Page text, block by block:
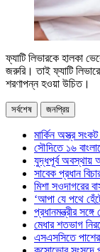
ফ্যাটি লিভারকে হালকা
জরুরি। তাই ফ্যাটি
শরণাপন্ন হওয়া উচিত।
সর্বশেষ জনপ্রিয়
মার্কিন অস্ত্র
সৌদিতে ১৬
যুদ্ধপূর্ব অবস্থায়
সাবেক প্রধান
মিশা সওদাগরের
‘আপা যে পথে
প্রধানমন্ত্রীর
মেধার শতভাগ
এসএসসিতে পাশের